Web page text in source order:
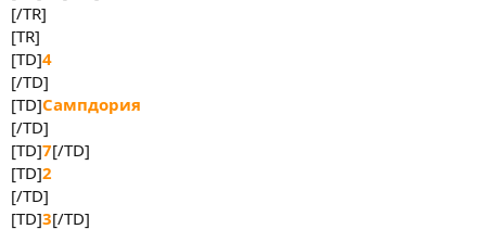
[/TR]
[TR]
[TD]4
[/TD]
[TD]Сампдория
[/TD]
[TD]7[/TD]
[TD]2
[/TD]
[TD]3[/TD]